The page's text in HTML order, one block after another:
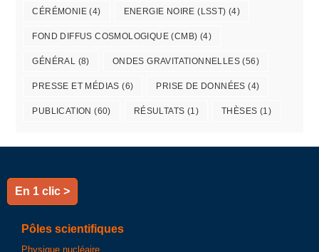
CÉRÉMONIE (4) ENERGIE NOIRE (LSST) (4)
FOND DIFFUS COSMOLOGIQUE (CMB) (4)
GÉNÉRAL (8) ONDES GRAVITATIONNELLES (56)
PRESSE ET MÉDIAS (6) PRISE DE DONNÉES (4)
PUBLICATION (60) RÉSULTATS (1) THÈSES (1)
En 1 clic >
Pôles scientifiques
Physique nucléaire